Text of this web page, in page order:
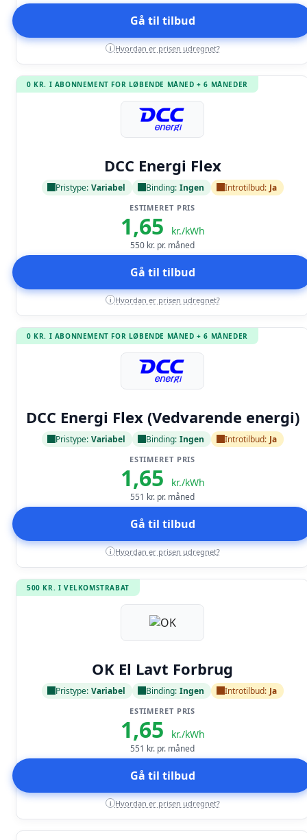
Gå til tilbud
i Hvordan er prisen udregnet?
0 KR. I ABONNEMENT FOR LØBENDE MÅNED + 6 MÅNEDER
DCC Energi Flex
Pristype: Variabel Binding: Ingen Introtilbud: Ja
ESTIMERET PRIS
1,65 kr./kWh
550 kr. pr. måned
Gå til tilbud
i Hvordan er prisen udregnet?
0 KR. I ABONNEMENT FOR LØBENDE MÅNED + 6 MÅNEDER
DCC Energi Flex (Vedvarende energi)
Pristype: Variabel Binding: Ingen Introtilbud: Ja
ESTIMERET PRIS
1,65 kr./kWh
551 kr. pr. måned
Gå til tilbud
i Hvordan er prisen udregnet?
500 KR. I VELKOMSTRABAT
OK El Lavt Forbrug
Pristype: Variabel Binding: Ingen Introtilbud: Ja
ESTIMERET PRIS
1,65 kr./kWh
551 kr. pr. måned
Gå til tilbud
i Hvordan er prisen udregnet?